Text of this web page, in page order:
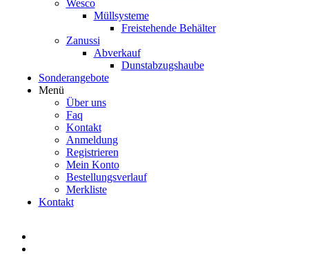
Wesco
Müllsysteme
Freistehende Behälter
Zanussi
Abverkauf
Dunstabzugshaube
Sonderangebote
Menü
Über uns
Faq
Kontakt
Anmeldung
Registrieren
Mein Konto
Bestellungsverlauf
Merkliste
Kontakt